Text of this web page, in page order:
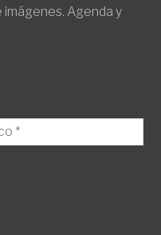
Agenda y